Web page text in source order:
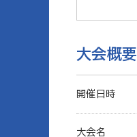
大会概要
開催日時
大会名